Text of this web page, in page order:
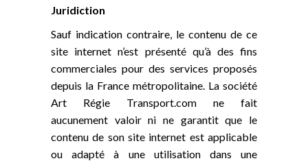
Juridiction
Sauf indication contraire, le contenu de ce
site internet n’est présenté qu’à des fins
commerciales pour des services proposés
depuis la France métropolitaine. La société
Art Régie Transport.com ne fait
aucunement valoir ni ne garantit que le
contenu de son site internet est applicable
ou adapté à une utilisation dans une